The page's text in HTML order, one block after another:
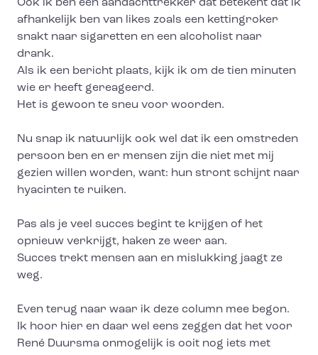
Ook ik ben een aandachttrekker dat betekent dat ik
afhankelijk ben van likes zoals een kettingroker
snakt naar sigaretten en een alcoholist naar
drank.
Als ik een bericht plaats, kijk ik om de tien minuten
wie er heeft gereageerd.
Het is gewoon te sneu voor woorden.
Nu snap ik natuurlijk ook wel dat ik een omstreden
persoon ben en er mensen zijn die niet met mij
gezien willen worden, want: hun stront schijnt naar
hyacinten te ruiken.
Pas als je veel succes begint te krijgen of het
opnieuw verkrijgt, haken ze weer aan.
Succes trekt mensen aan en mislukking jaagt ze
weg.
Even terug naar waar ik deze column mee begon.
Ik hoor hier en daar wel eens zeggen dat het voor
René Duursma onmogelijk is ooit nog iets met